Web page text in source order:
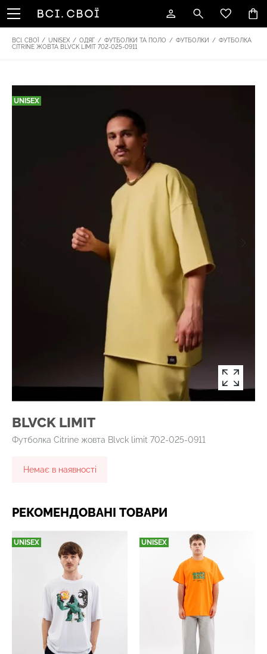
ВСІ. СВОЇ / UNISEX / ОДЯГ / ФУТБОЛКИ ТА ПОЛО / ФУТБОЛКИ / ФУТБОЛКА
CITRINE ЖОВТА BLVCK LIMIT 702-025-0911
UNISEX
BLVCK LIMIT
Футболка Citrine жовта Blvck limit 702-025-0911
Немає в наявності
РЕКОМЕНДОВАНІ ТОВАРИ
UNISEX UNISEX